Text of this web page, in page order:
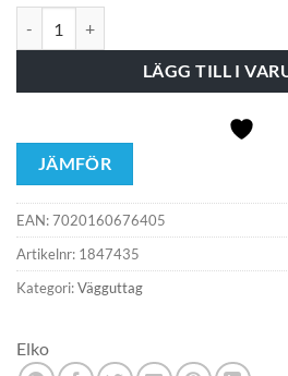
LÄGG TILL I
JÄMFÖR
EAN:7020160676405
Artikelnr: 1847435
Kategori:Vägguttag
Elko